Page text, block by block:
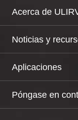
Acerca de
Noticias y
Aplicaciones
Póngase en